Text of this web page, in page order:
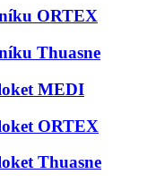
ORTEX
Thuasne
MEDI
ORTEX
Thuasne